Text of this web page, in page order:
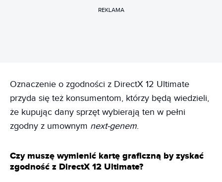
REKLAMA
Oznaczenie o zgodności z DirectX 12 Ultimate
przyda się też konsumentom, którzy będą wiedzieli,
że kupując dany sprzęt wybierają ten w pełni
zgodny z umownym next-genem.
Czy muszę wymienić kartę graficzną by zyskać
zgodność z DirectX 12 Ultimate?